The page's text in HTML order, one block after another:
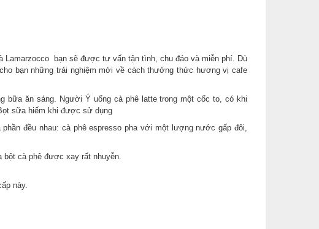
Lamarzocco bạn sẽ được tư vấn tận tình, chu đáo và miễn phí. Dù
bạn những trải nghiệm mới về cách thưởng thức hương vị cafe
bữa ăn sáng. Người Ý uống cà phê latte trong một cốc to, có khi
sữa hiếm khi được sử dụng
đều nhau: cà phê espresso pha với một lượng nước gấp đôi,
bột cà phê được xay rất nhuyễn.
này.